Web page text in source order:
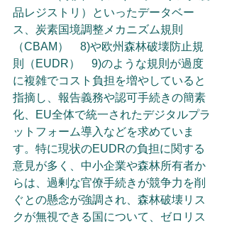
品レジストリ）といったデータベー
ス、炭素国境調整メカニズム規則
（CBAM）　8)や欧州森林破壊防止規
則（EUDR）　9)のような規則が過度
に複雑でコスト負担を増やしていると
指摘し、報告義務や認可手続きの簡素
化、EU全体で統一されたデジタルプラ
ットフォーム導入などを求めていま
す。特に現状のEUDRの負担に関する
意見が多く、中小企業や森林所有者か
らは、過剰な官僚手続きが競争力を削
ぐとの懸念が強調され、森林破壊リス
クが無視できる国について、ゼロリス